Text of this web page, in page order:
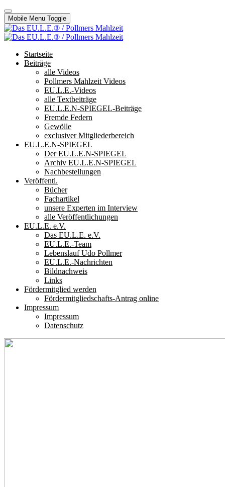
Mobile Menu Toggle
Startseite
Beiträge
alle Videos
Pollmers Mahlzeit Videos
EU.L.E.-Videos
alle Textbeiträge
EU.L.E.N-SPIEGEL-Beiträge
Fremde Federn
Gewölle
exclusiver Mitgliederbereich
EU.L.E.N-SPIEGEL
Der EU.L.E.N-SPIEGEL
Archiv EU.L.E.N-SPIEGEL
Nachbestellungen
Veröffentl.
Bücher
Fachartikel
unsere Experten im Interview
alle Veröffentlichungen
EU.L.E. e.V.
Das EU.L.E. e.V.
EU.L.E.-Team
Lebenslauf Udo Pollmer
EU.L.E.-Nachrichten
Bildnachweis
Links
Fördermitglied werden
Fördermitgliedschafts-Antrag online
Impressum
Impressum
Datenschutz